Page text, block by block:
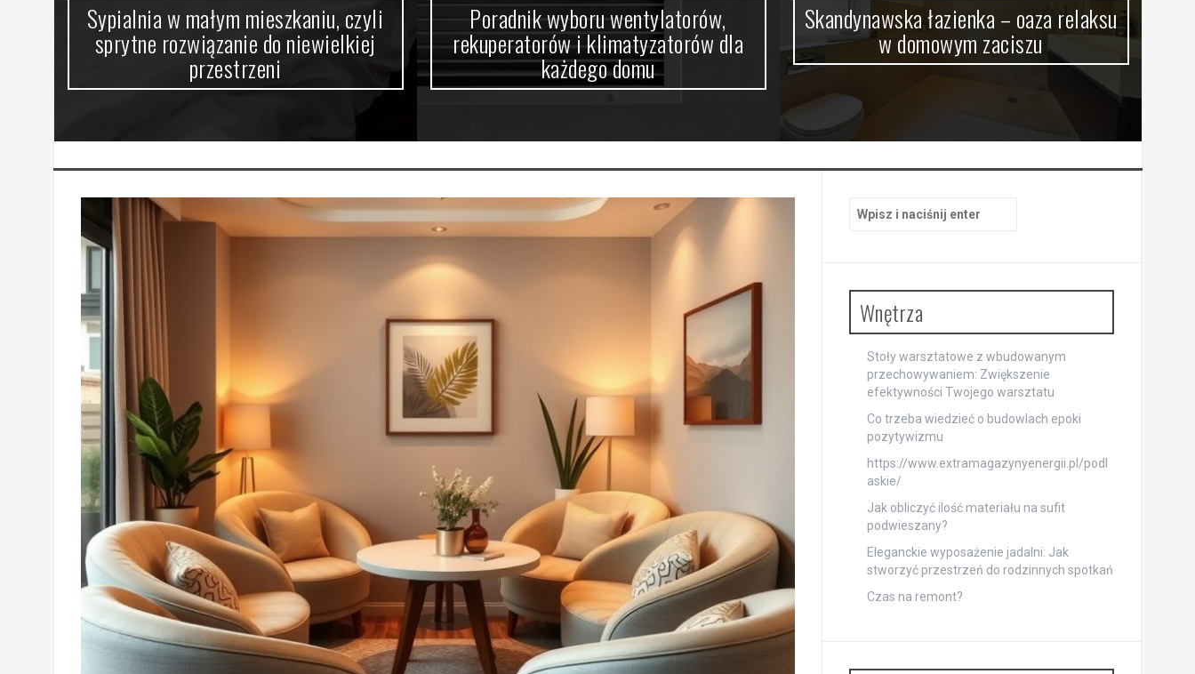
Sypialnia w małym mieszkaniu, czyli
sprytne rozwiązanie do niewielkiej
przestrzeni
Poradnik wyboru wentylatorów,
rekuperatorów i klimatyzatorów dla
każdego domu
Skandynawska łazienka – oaza relaksu
w domowym zaciszu
Szukaj:
Wnętrza
Stoły warsztatowe z wbudowanym
przechowywaniem: Zwiększenie
efektywności Twojego warsztatu
Co trzeba wiedzieć o budowlach epoki
pozytywizmu
https://www.extramagazynyenergii.pl/podl
askie/
Jak obliczyć ilość materiału na sufit
podwieszany?
Eleganckie wyposażenie jadalni: Jak
stworzyć przestrzeń do rodzinnych spotkań
Czas na remont?